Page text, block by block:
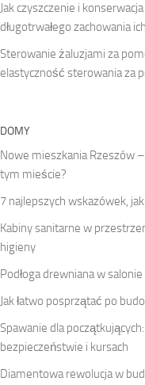
Jak czyszczenie i
długotrwałego zachowania
Sterowanie żaluzjami za
elastyczność sterowania za
DOMY
Nowe mieszkania Rzeszów
tym mieście?
7 najlepszych wskazówek,
Kabiny sanitarne w
higieny
Podłoga drewniana w
Jak łatwo posprzątać po
Spawanie dla
bezpieczeństwie i kursach
Diamentowa rewolucja w